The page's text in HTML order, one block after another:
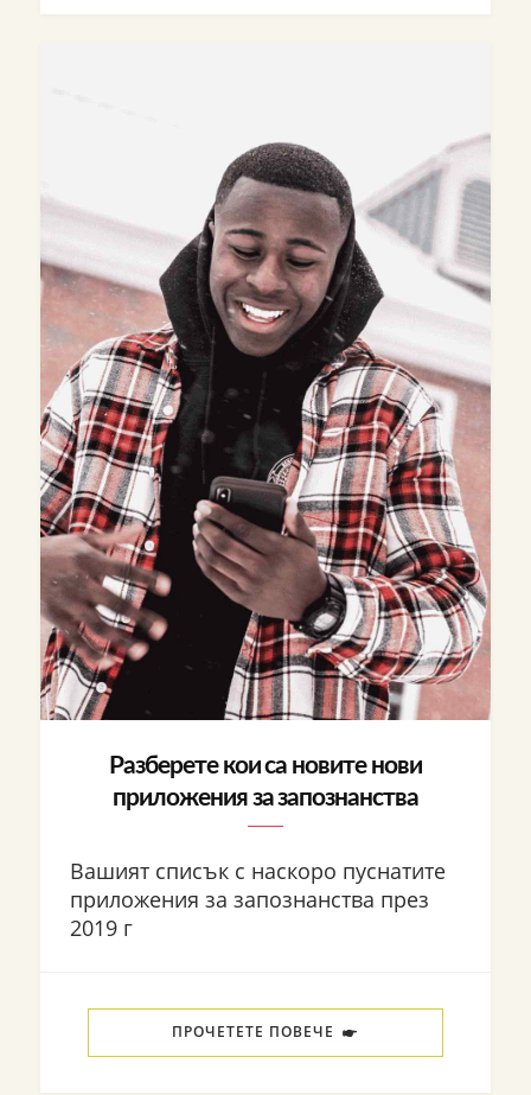
Разберете кои са новите нови
приложения за запознанства
Вашият списък с наскоро пуснатите
приложения за запознанства през
2019 г
ПРОЧЕТЕТЕ ПОВЕЧЕ